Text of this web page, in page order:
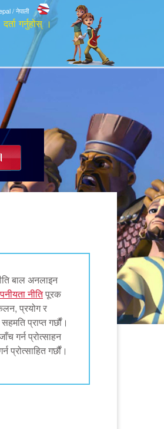
/ नेपाली
दर्ता गर्नुहोस् ।
बाल अनलाइन
नीतिपूरक
प्रयोग र
प्राप्त गर्छौं।
गर्न प्रोत्साहन
गर्छौं।